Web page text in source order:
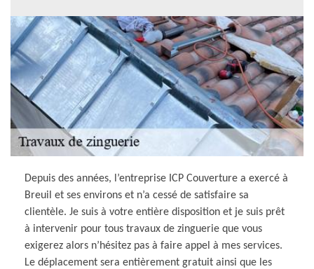
Depuis des années, l’entreprise ICP Couverture a exercé à
Breuil et ses environs et n’a cessé de satisfaire sa
clientèle. Je suis à votre entière disposition et je suis prêt
à intervenir pour tous travaux de zinguerie que vous
exigerez alors n’hésitez pas à faire appel à mes services.
Le déplacement sera entièrement gratuit ainsi que les